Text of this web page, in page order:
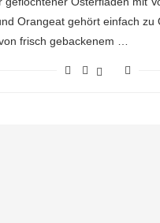
Orangeat gehört einfach zu
frisch gebackenem …